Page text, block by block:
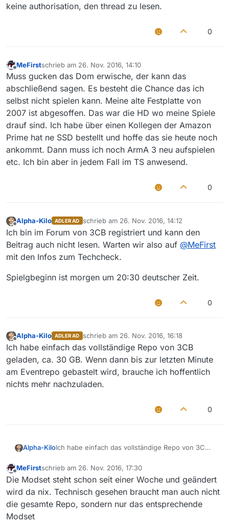
keine authorisation, den thread zu lesen.
0
MeFirstschrieb am 26. Nov. 2016, 14:10
zuletzt editiert von
Muss gucken das Dom erwische, der kann das
abschließend sagen. Es besteht die Chance das ich
selbst nicht spielen kann. Meine alte Festplatte von
2007 ist abgesoffen. Das war die HD wo meine Spiele
drauf sind. Ich habe über einen Kollegen der Amazon
Prime hat ne SSD bestellt und hoffe das sie heute noch
ankommt. Dann muss ich noch ArmA 3 neu aufspielen
etc. Ich bin aber in jedem Fall im TS anwesend.
0
Offline
Alpha-Kilo ADLER AD schrieb am 26. Nov. 2016, 14:12
zuletzt editiert von
Ich bin im Forum von 3CB registriert und kann den
Beitrag auch nicht lesen. Warten wir also auf @MeFirst
mit den Infos zum Techcheck.
Spielgbeginn ist morgen um 20:30 deutscher Zeit.
0
Offline
Alpha-Kilo ADLER AD schrieb am 26. Nov. 2016, 16:18
zuletzt editiert von
Ich habe einfach das vollständige Repo von 3CB
geladen, ca. 30 GB. Wenn dann bis zur letzten Minute
am Eventrepo gebastelt wird, brauche ich hoffentlich
nichts mehr nachzuladen.
0
Alpha-KiloIch habe einfach das vollständige Repo von 3CB
Minute am Eventrepo gebastelt wird, brauche ich
hoffentlich nichts mehr nachzuladen.
Offline
MeFirstschrieb am 26. Nov. 2016, 17:30
zuletzt editiert von
Die Modset steht schon seit einer Woche und geändert
wird da nix. Technisch gesehen braucht man auch nicht
die gesamte Repo, sondern nur das entsprechende
Modset